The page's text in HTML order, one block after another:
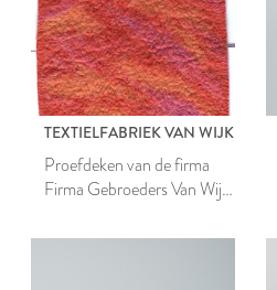
TEXTIELFABRIEK VAN WIJK
Proefdeken van de firma
Firma Gebroeders Van Wijk